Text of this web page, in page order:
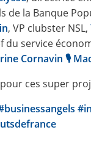
de la Banque
, VP clubster NSL,
du service
Cornavin 🎙
ces super